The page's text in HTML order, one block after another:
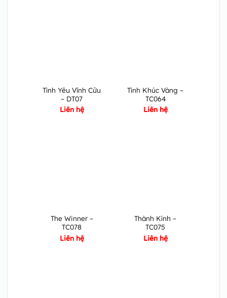
Tình Yêu Vĩnh Cửu
– DT07
Liên hệ
Tình Khúc Vàng –
TC064
Liên hệ
The Winner –
TC078
Liên hệ
Thành Kính –
TC075
Liên hệ